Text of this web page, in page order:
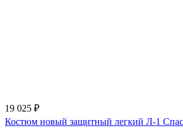
19 025 ₽
Костюм новый защитный легкий Л-1